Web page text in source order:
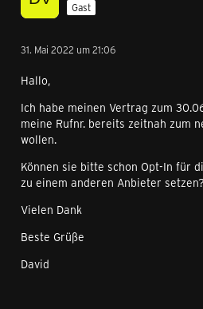
Gast
31. Mai 2022 um 21:06
Hallo,
Ich habe meinen Vertrag zum
meine Rufnr. bereits zeitnah zum
wollen.
Können sie bitte schon Opt-In für
zu einem anderen Anbieter setzen?
Vielen Dank
Beste Grüße
David